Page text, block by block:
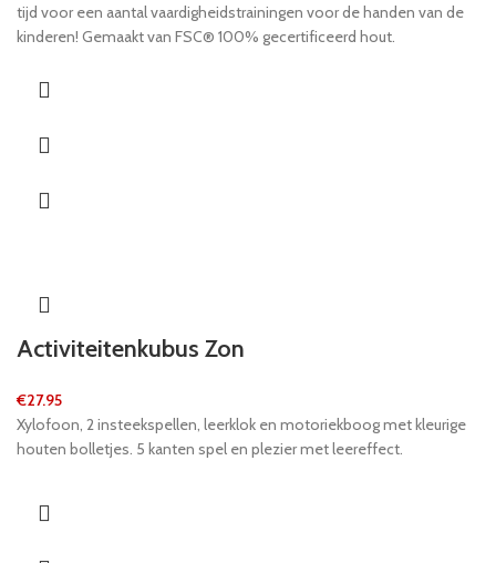
tijd voor een aantal vaardigheidstrainingen voor de handen van de
kinderen! Gemaakt van FSC® 100% gecertificeerd hout.
Activiteitenkubus Zon
€27.95
Xylofoon, 2 insteekspellen, leerklok en motoriekboog met kleurige
houten bolletjes. 5 kanten spel en plezier met leereffect.